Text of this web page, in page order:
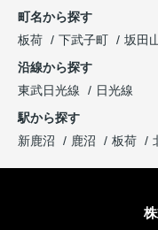
町名から探す
板荷
下武子町 坂田
沿線から探す
東武日光線
日光線
駅から探す
新鹿沼
鹿沼 板荷